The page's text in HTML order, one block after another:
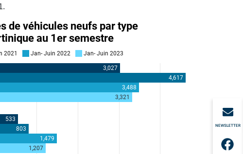
NEWSLETTER